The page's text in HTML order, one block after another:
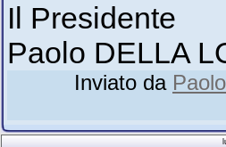
Il Presidente
Paolo DELLA
Inviato da Paolo